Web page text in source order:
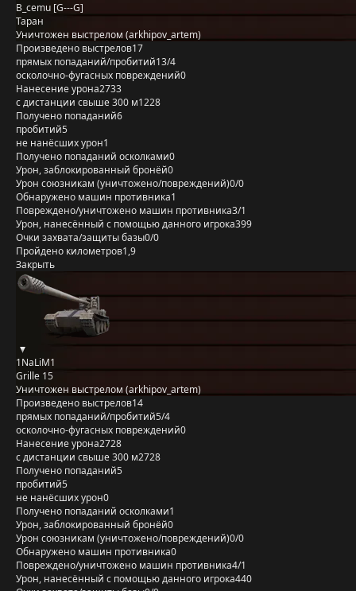
B_cemu [G---G]
Таран
Уничтожен выстрелом (arkhipov_artem)
Произведено выстрелов17
прямых попаданий/пробитий13/4
осколочно-фугасных повреждений0
Нанесение урона2733
с дистанции свыше 300 м1228
Получено попаданий6
пробитий5
не нанёсших урон1
Получено попаданий осколками0
Урон, заблокированный бронёй0
Урон союзникам (уничтожено/повреждений)0/0
Обнаружено машин противника1
Повреждено/уничтожено машин противника3/1
Урон, нанесённый с помощью данного игрока399
Очки захвата/защиты базы0/0
Пройдено километров1,9
Закрыть
1NaLiM1
Grille 15
Уничтожен выстрелом (arkhipov_artem)
Произведено выстрелов14
прямых попаданий/пробитий5/4
осколочно-фугасных повреждений0
Нанесение урона2728
с дистанции свыше 300 м2728
Получено попаданий5
пробитий5
не нанёсших урон0
Получено попаданий осколками1
Урон, заблокированный бронёй0
Урон союзникам (уничтожено/повреждений)0/0
Обнаружено машин противника0
Повреждено/уничтожено машин противника4/1
Урон, нанесённый с помощью данного игрока440